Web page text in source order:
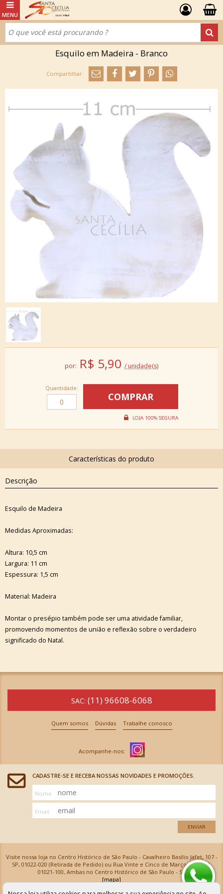
Esquilo em Madeira - Branco
por: R$ 5,90 / unidade(s)
Quantidade:
Descrição
Esquilo de Madeira
Medidas Aproximadas:
Altura: 10,5 cm
Largura: 11 cm
Espessura: 1,5 cm
Material: Madeira
Montar o presépio também pode ser uma atividade familiar,
promovendo momentos de união e reflexão sobre o verdadeiro
significado do Natal.
SAC: (11) 96608-6068
Quem somos Dúvidas Trabalhe conosco
CADASTRE-SE E RECEBA NOSSAS NOVIDADES E PROMOÇÕES.
Nome
Email
ENVIAR
Visite nossa loja no Centro Histórico de São Paulo - Cavalheiro Basílio Jafet, 107 -
SP, 01022-020 (Retirada de Pedido) ou Rua Vinte e Cinco de Março, 576 - SP,
01021-100, Ambas no Centro Histórico de São Paulo - SP
[mapa]
Armarinhos Santa Cecília Ltda | CNPJ: 61.069.639/0001-18